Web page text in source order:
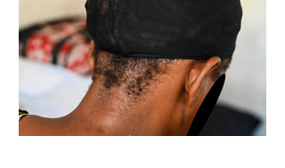
et au journalisme de fond.